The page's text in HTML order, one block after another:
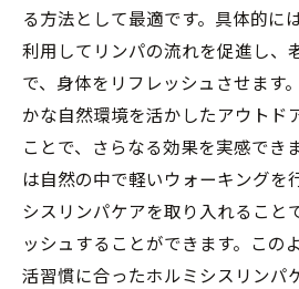
する方法
ホルミシスリンパケア
仕組み
四日市市でのホルミシ
的な施術方法
ホルミシスリンパケア
促進する方法
四日市市のホルミシス
る方法として最適です。具体的に
利用してリンパの流れを促進し、
で、身体をリフレッシュさせます
かな自然環境を活かしたアウトド
ことで、さらなる効果を実感でき
は自然の中で軽いウォーキングを
シスリンパケアを取り入れること
ッシュすることができます。この
活習慣に合ったホルミシスリンパ